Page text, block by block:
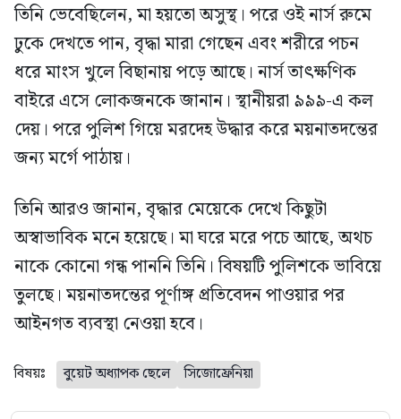
তিনি ভেবেছিলেন, মা হয়তো অসুস্থ। পরে ওই নার্স রুমে
ঢুকে দেখতে পান, বৃদ্ধা মারা গেছেন এবং শরীরে পচন
ধরে মাংস খুলে বিছানায় পড়ে আছে। নার্স তাৎক্ষণিক
বাইরে এসে লোকজনকে জানান। স্থানীয়রা ৯৯৯-এ কল
দেয়। পরে পুলিশ গিয়ে মরদেহ উদ্ধার করে ময়নাতদন্তের
জন্য মর্গে পাঠায়।
তিনি আরও জানান, বৃদ্ধার মেয়েকে দেখে কিছুটা
অস্বাভাবিক মনে হয়েছে। মা ঘরে মরে পচে আছে, অথচ
নাকে কোনো গন্ধ পাননি তিনি। বিষয়টি পুলিশকে ভাবিয়ে
তুলছে। ময়নাতদন্তের পূর্ণাঙ্গ প্রতিবেদন পাওয়ার পর
আইনগত ব্যবস্থা নেওয়া হবে।
বিষয়ঃ বুয়েট অধ্যাপক ছেলে সিজোফ্রেনিয়া